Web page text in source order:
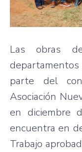
Las obras
departamentos
parte del
Asociación
en diciembre
encuentra en
Trabajo